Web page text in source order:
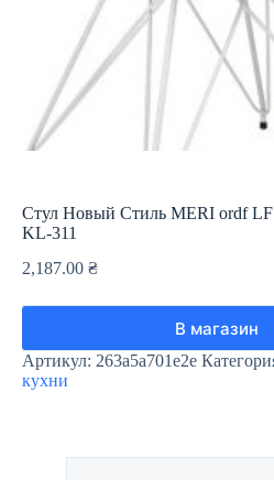
Стул Новый Стиль MERI ordf
KL-311
2,187.00 ₴
В магазин
Артикул: 263a5a701e2e
кухни